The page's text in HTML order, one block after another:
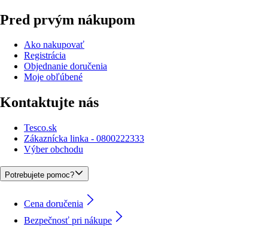
Pred prvým nákupom
Ako nakupovať
Registrácia
Objednanie doručenia
Moje obľúbené
Kontaktujte nás
Tesco.sk
Zákaznícka linka - 0800222333
Výber obchodu
Potrebujete pomoc?
Cena doručenia
Bezpečnosť pri nákupe